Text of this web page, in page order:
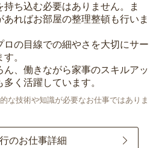
ち込む必要はありません。ま
ればお部屋の整理整頓も行いま
の目線での細やさを大切にサー
。
、働きながら家事のスキルアッ
く活躍しています。
な技術や知識が必要なお仕事ではありま
のお仕事詳細